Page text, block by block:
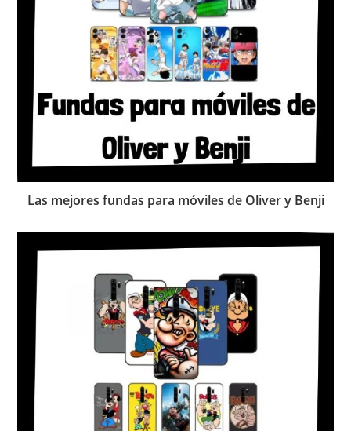
Las mejores fundas para móviles de Oliver y Benji